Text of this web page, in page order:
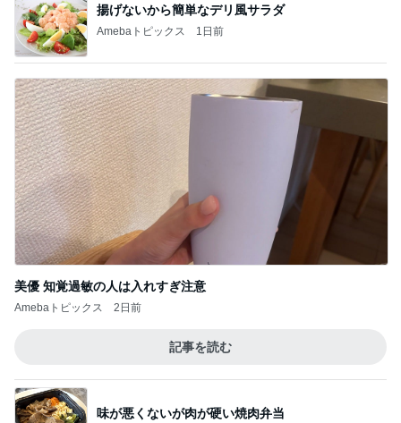
揚げないから簡単なデリ風サラダ
Amebaトピックス 1日前
美優 知覚過敏の人は入れすぎ注意
Amebaトピックス 2日前
記事を読む
味が悪くないが肉が硬い焼肉弁当